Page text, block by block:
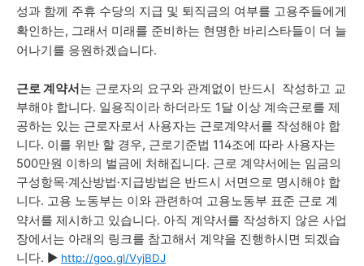
성과 함께 주휴 수당의 지급 및 퇴직금의 여부를 고용주들에게
확인하는, 그래서 미래를 준비하는 현명한 바리스타들이 더 늘
어나기를 응원하겠습니다.
근로 계약서는 근로자의 요구와 관계없이 반드시 작성하고 교
부해야 합니다. 일용직이라 하더라도 1달 이상 계속근로를 제
공하는 있는 근로자로서 사용자는 근로계약서를 작성해야 합
니다. 이를 위반 할 경우, 근로기준법 114조에 따라 사용자는
500만원 이하의 벌금에 처해집니다. 근로 계약서에는 임금의
구성항목·계산방법·지급방법은 반드시 서면으로 명시해야 합
니다. 고용 노동부는 이와 관련하여 고용노동부 표준 근로 계
약서를 제시하고 있습니다. 아직 계약서를 작성하지 않은 사업
장에서는 아래의 링크를 참고해서 계약을 진행하시면 되겠습
니다. ▶ http://goo.gl/VyjBDJ